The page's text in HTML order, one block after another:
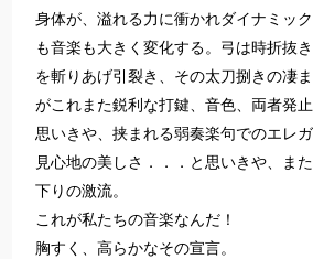
身体が、溢れる力に衝かれダイナミッ
も音楽も大きく変化する。弓は時折抜
を斬りあげ引裂き、その太刀捌きの凄
がこれまた鋭利な打鍵、音色、両者発
思いきや、挟まれる弱奏楽句でのエレ
見心地の美しさ．．．と思いきや、ま
下りの激流。
これが私たちの音楽なんだ！
胸すく、高らかなその宣言。